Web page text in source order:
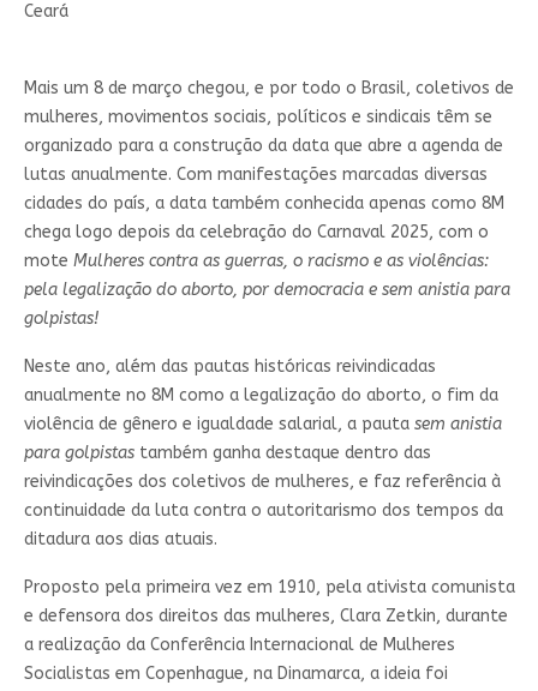
Ceará
Mais um 8 de março chegou, e por todo o Brasil, coletivos de
mulheres, movimentos sociais, políticos e sindicais têm se
organizado para a construção da data que abre a agenda de
lutas anualmente. Com manifestações marcadas diversas
cidades do país, a data também conhecida apenas como 8M
chega logo depois da celebração do Carnaval 2025, com o
mote Mulheres contra as guerras, o racismo e as violências:
pela legalização do aborto, por democracia e sem anistia para
golpistas!
Neste ano, além das pautas históricas reivindicadas
anualmente no 8M como a legalização do aborto, o fim da
violência de gênero e igualdade salarial, a pauta sem anistia
para golpistastambém ganha destaque dentro das
reivindicações dos coletivos de mulheres, e faz referência à
continuidade da luta contra o autoritarismo dos tempos da
ditadura aos dias atuais.
Proposto pela primeira vez em 1910, pela ativista comunista
e defensora dos direitos das mulheres, Clara Zetkin, durante
a realização da Conferência Internacional de Mulheres
Socialistas em Copenhague, na Dinamarca, a ideia foi